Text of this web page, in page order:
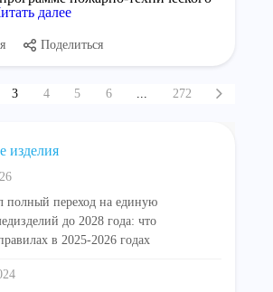
далее
Поделиться
3 4 5 6 ... 272
изделия
переход на единую
до 2028 года: что
в 2025-2026 годах